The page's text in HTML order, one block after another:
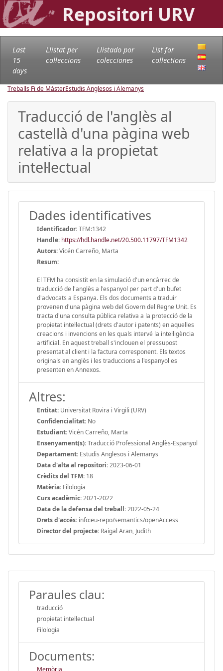
Repositori URV
Last
15
days
Llistat per
col·leccions
Llistado por
colecciones
List for
collections
Treballs Fi de MàsterEstudis Anglesos i Alemanys
Traducció de l'anglès al
castellà d'una pàgina web
relativa a la propietat
intel·lectual
Dades identificatives
Identificador:TFM:1342
Handle: https://hdl.handle.net/20.500.11797/TFM1342
Autors:Vicén Carreño, Marta
Resum:
El TFM ha consistit en la simulació d'un encàrrec de
traducció de l'anglès a l'espanyol per part d'un bufet
d'advocats a Espanya. Els dos documents a traduir
provenen d'una pàgina web del Govern del Regne Unit. Es
tracta d'una consulta pública relativa a la protecció de la
propietat intel·lectual (drets d'autor i patents) en aquelles
creacions i invencions en les quals intervé la intel·ligència
artificial. En aquest treball s'inclouen el pressupost
presentat al client i la factura corresponent. Els textos
originals en anglès i les traduccions a l'espanyol es
presenten en Annexos.
Altres:
Entitat: Universitat Rovira i Virgili (URV)
Confidencialitat: No
Estudiant:Vicén Carreño, Marta
Ensenyament(s):Traducció Professional Anglès-Espanyol
Departament: Estudis Anglesos i Alemanys
Data d'alta al repositori:2023-06-01
Crèdits del TFM: 18
Matèria: Filología
Curs acadèmic:2021-2022
Data de la defensa del treball:2022-05-24
Drets d'accés: info:eu-repo/semantics/openAccess
Director del projecte: Raigal Aran, Judith
Paraules clau:
traducció
propietat intel·lectual
Filologia
Documents:
Memòria